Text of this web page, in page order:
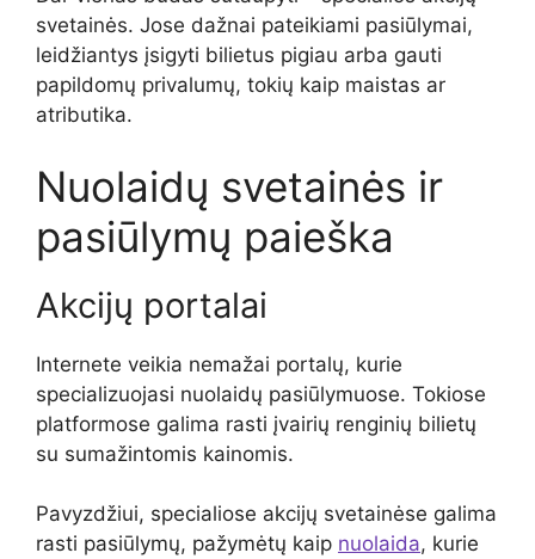
svetainės. Jose dažnai pateikiami pasiūlymai,
leidžiantys įsigyti bilietus pigiau arba gauti
papildomų privalumų, tokių kaip maistas ar
atributika.
Nuolaidų svetainės ir
pasiūlymų paieška
Akcijų portalai
Internete veikia nemažai portalų, kurie
specializuojasi nuolaidų pasiūlymuose. Tokiose
platformose galima rasti įvairių renginių bilietų
su sumažintomis kainomis.
Pavyzdžiui, specialiose akcijų svetainėse galima
rasti pasiūlymų, pažymėtų kaip nuolaida, kurie